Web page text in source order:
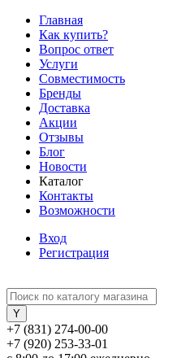
Главная
Как купить?
Вопрос ответ
Услуги
Совместимость
Бренды
Доставка
Акции
Отзывы
Блог
Новости
Каталог
Контакты
Возможности
Вход
Регистрация
+7 (831) 274-00-00
+7 (920) 253-33-01